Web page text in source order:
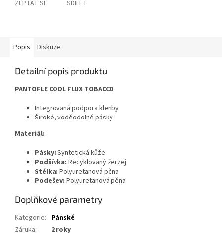
ZEPTAT SE SDÍLET
Popis Diskuze
Detailní popis produktu
PANTOFLE COOL FLUX TOBACCO
Integrovaná podpora klenby
Široké, voděodolné pásky
Materiál:
Pásky: Syntetická kůže
Podšívka: Recyklovaný žerzej
Stélka: Polyuretanová pěna
Podešev: Polyuretanová pěna
Doplňkové parametry
Kategorie: Pánské
Záruka:
2 roky